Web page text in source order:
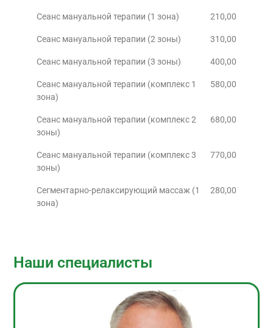
Сеанс мануальной терапии (1 зона) 210,00
Сеанс мануальной терапии (2 зоны) 310,00
Сеанс мануальной терапии (3 зоны) 400,00
Сеанс мануальной терапии (комплекс 1
зона)
580,00
Сеанс мануальной терапии (комплекс 2
зоны)
680,00
Сеанс мануальной терапии (комплекс 3
зоны)
770,00
Сегментарно-релаксирующий массаж (1
зона)
280,00
Наши специалисты